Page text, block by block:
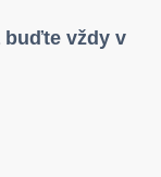
buďte vždy v